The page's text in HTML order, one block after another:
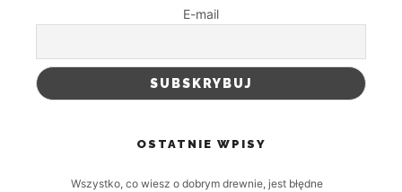
E-mail
OSTATNIE WPISY
Wszystko, co wiesz o dobrym drewnie, jest błędne